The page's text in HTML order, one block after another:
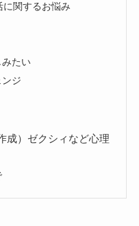
関するお悩み
みたい
ジ
成）ゼクシィなど心理